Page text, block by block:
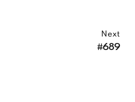
Next
#689